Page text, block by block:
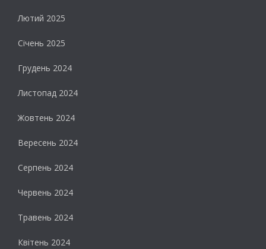
Лютий 2025
Січень 2025
Грудень 2024
Листопад 2024
Жовтень 2024
Вересень 2024
Серпень 2024
Червень 2024
Травень 2024
Квітень 2024